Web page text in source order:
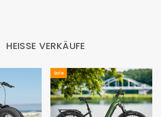
HEISSE VERKÄUFE
Sale